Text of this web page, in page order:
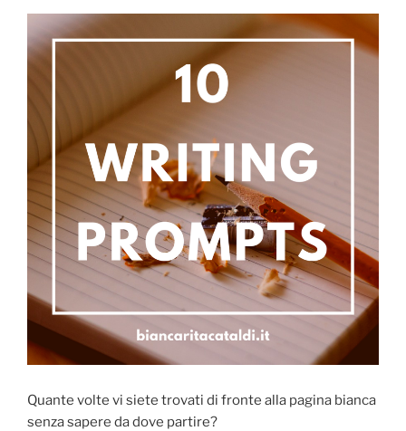
Quante volte vi siete trovati di fronte alla pagina bianca
senza sapere da dove partire?